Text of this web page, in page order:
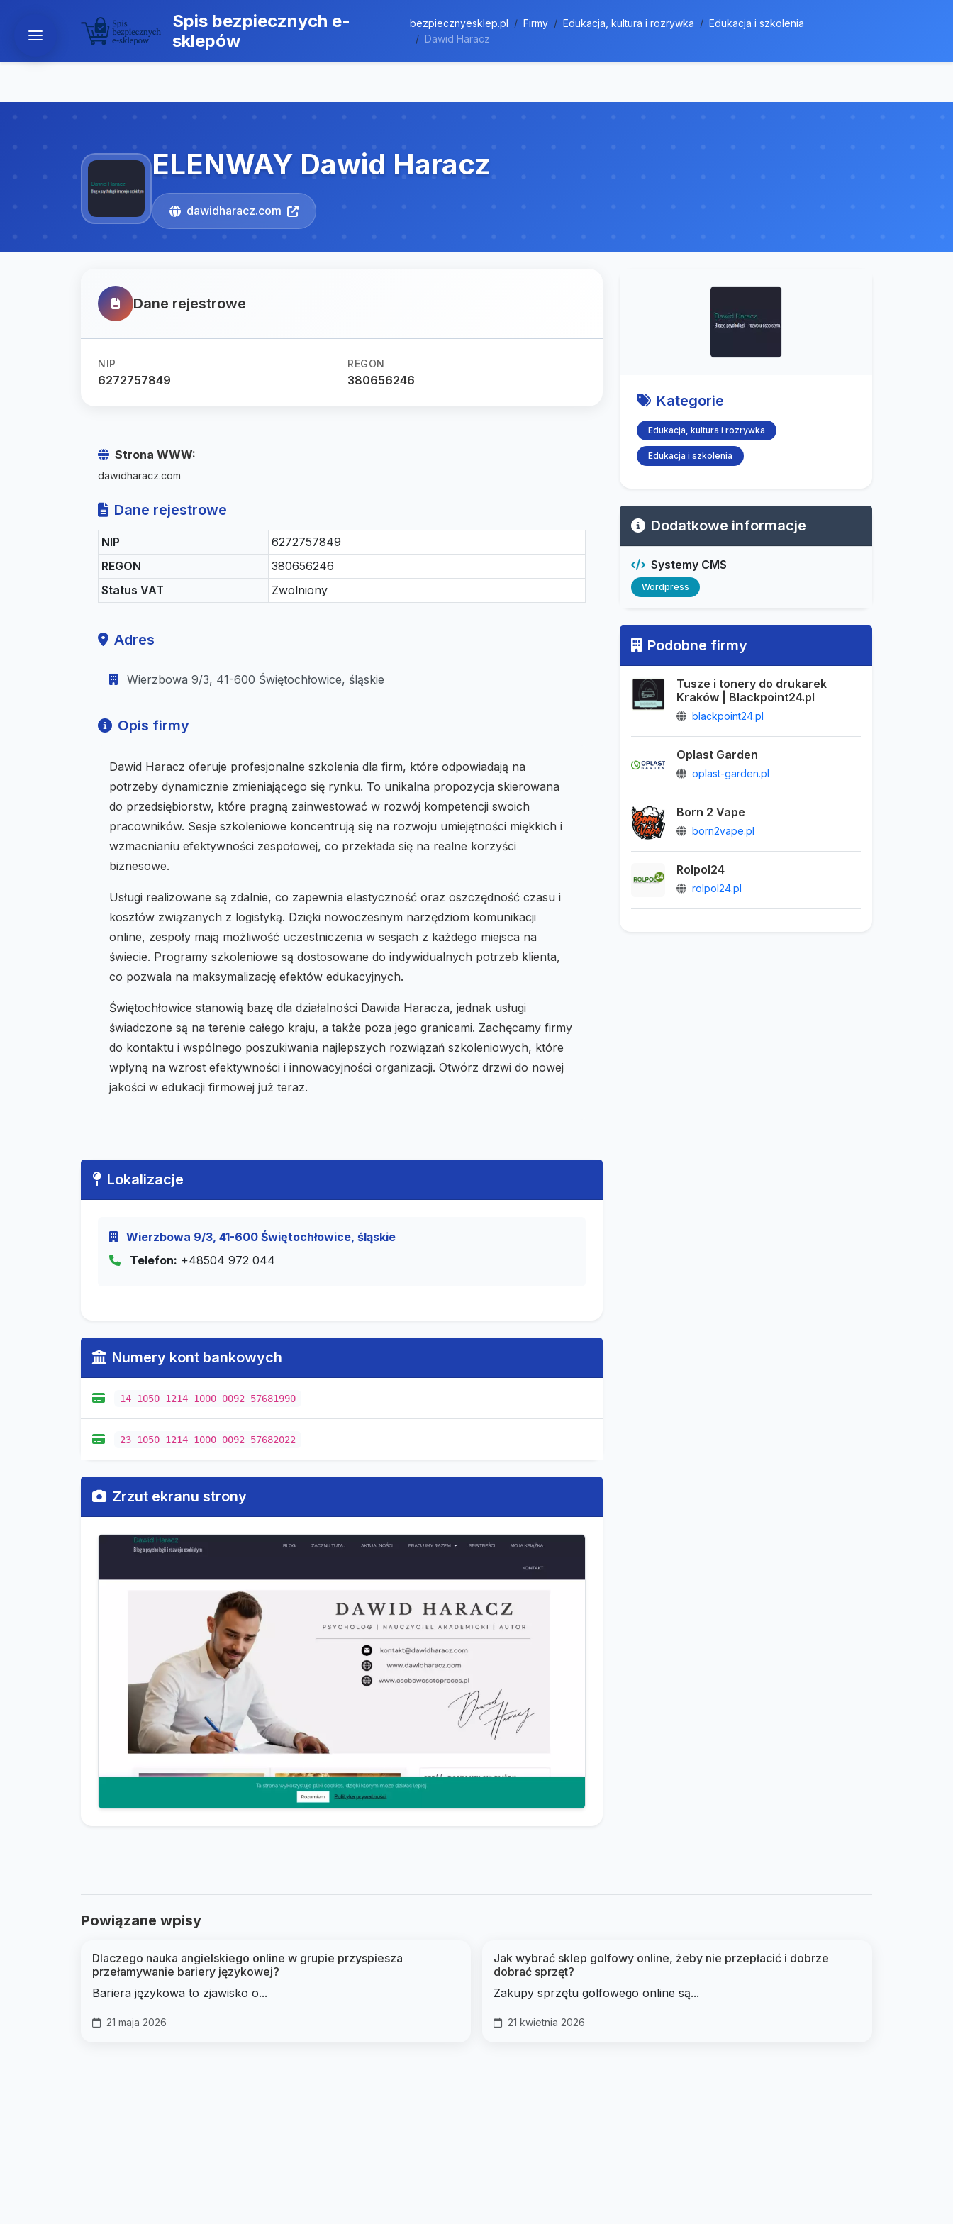
Spis bezpiecznych e-
sklepów
bezpiecznyesklep.pl Firmy Edukacja, kultura i rozrywka
Edukacja i szkolenia
Dawid Haracz
ELENWAY Dawid Haracz
dawidharacz.com
Dane rejestrowe
NIP
6272757849
REGON
380656246
Strona WWW:
dawidharacz.com
Dane rejestrowe
NIP
6272757849
REGON
380656246
Status VAT
Zwolniony
Adres
Wierzbowa 9/3, 41-600 Świętochłowice, śląskie
Opis firmy
Dawid Haracz oferuje profesjonalne szkolenia dla firm, które odpowiadają na
potrzeby dynamicznie zmieniającego się rynku. To unikalna propozycja skierowana
do przedsiębiorstw, które pragną zainwestować w rozwój kompetencji swoich
pracowników. Sesje szkoleniowe koncentrują się na rozwoju umiejętności miękkich i
wzmacnianiu efektywności zespołowej, co przekłada się na realne korzyści
biznesowe.
Usługi realizowane są zdalnie, co zapewnia elastyczność oraz oszczędność czasu i
kosztów związanych z logistyką. Dzięki nowoczesnym narzędziom komunikacji
online, zespoły mają możliwość uczestniczenia w sesjach z każdego miejsca na
świecie. Programy szkoleniowe są dostosowane do indywidualnych potrzeb klienta,
co pozwala na maksymalizację efektów edukacyjnych.
Świętochłowice stanowią bazę dla działalności Dawida Haracza, jednak usługi
świadczone są na terenie całego kraju, a także poza jego granicami. Zachęcamy firmy
do kontaktu i wspólnego poszukiwania najlepszych rozwiązań szkoleniowych, które
wpłyną na wzrost efektywności i innowacyjności organizacji. Otwórz drzwi do nowej
jakości w edukacji firmowej już teraz.
Lokalizacje
Wierzbowa 9/3, 41-600 Świętochłowice, śląskie
Telefon: +48504 972 044
Numery kont bankowych
14 1050 1214 1000 0092 57681990
23 1050 1214 1000 0092 57682022
Zrzut ekranu strony
Kategorie
Edukacja, kultura i rozrywka
Edukacja i szkolenia
Dodatkowe informacje
Systemy CMS
Wordpress
Podobne firmy
Tusze i tonery do drukarek
Kraków | Blackpoint24.pl
blackpoint24.pl
Oplast Garden
oplast-garden.pl
Born 2 Vape
born2vape.pl
Rolpol24
rolpol24.pl
Powiązane wpisy
Dlaczego nauka angielskiego online w grupie przyspiesza
przełamywanie bariery językowej?
Bariera językowa to zjawisko o...
21 maja 2026
Jak wybrać sklep golfowy online, żeby nie przepłacić i dobrze
dobrać sprzęt?
Zakupy sprzętu golfowego online są...
21 kwietnia 2026